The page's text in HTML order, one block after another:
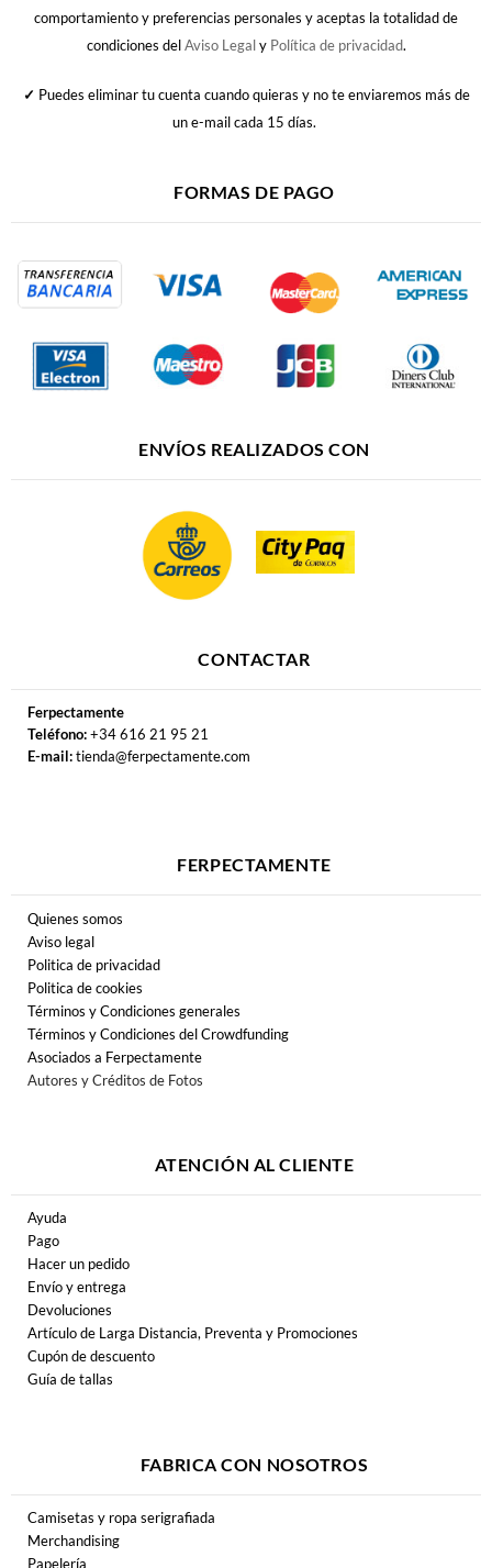
comportamiento y preferencias personales y aceptas la totalidad de
condiciones delAviso Legaly Política de privacidad.
✓ Puedes eliminar tu cuenta cuando quieras y no te enviaremos más de
un e-mail cada 15 días.
FORMAS DE PAGO
ENVÍOS REALIZADOS CON
CONTACTAR
Ferpectamente
Teléfono:+34 616 21 95 21
E-mail:tienda@ferpectamente.com
FERPECTAMENTE
Quienes somos
Aviso legal
Politica de privacidad
Politica de cookies
Términos y Condiciones generales
Términos y Condiciones del Crowdfunding
Asociados a Ferpectamente
Autores y Créditos de Fotos
ATENCIÓN AL CLIENTE
Ayuda
Pago
Hacer un pedido
Envío y entrega
Devoluciones
Artículo de Larga Distancia, Preventa y Promociones
Cupón de descuento
Guía de tallas
FABRICA CON NOSOTROS
Camisetas y ropa serigrafiada
Merchandising
Papelería